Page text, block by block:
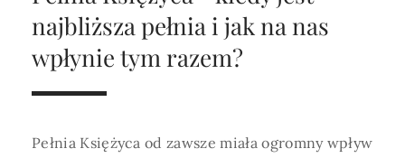
Horoskop Roczny 2026
Horoskop Miłosny
Magia
Amulety i talizmany
Niezwykły świat
Tarot3 karty
Magia imion
medycznej ani finansowej.
PROFIL
najbliższa pełnia i jak na nas
wpłynie tym razem?
Pełnia Księżyca od zawsze miała ogromny wpływ